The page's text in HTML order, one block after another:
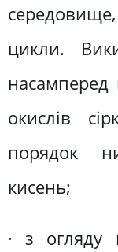
цикли.
насамперед
окислів
порядок
кисень;
· з огляду